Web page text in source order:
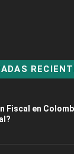
Fiscal en